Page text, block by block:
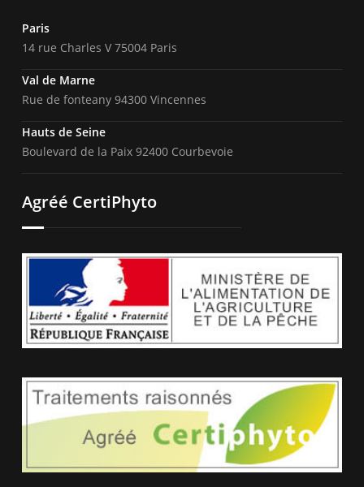
Paris
14 rue Charles V 75004 Paris
Val de Marne
Rue de fonteany 94300 Vincennes
Hauts de Seine
Boulevard de la Paix 92400 Courbevoie
Agréé CertiPhyto